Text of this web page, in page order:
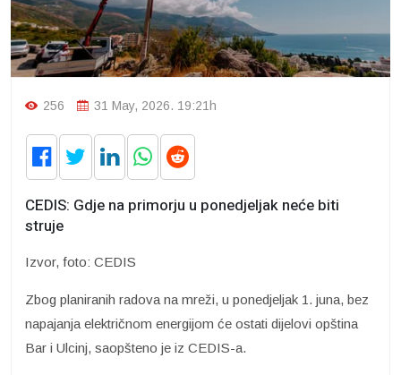
256 31 May, 2026. 19:21h
CEDIS: Gdje na primorju u ponedjeljak neće biti
struje
Izvor, foto: CEDIS
Zbog planiranih radova na mreži, u ponedjeljak 1. juna, bez
napajanja električnom energijom će ostati dijelovi opština
Bar i Ulcinj, saopšteno je iz CEDIS-a.